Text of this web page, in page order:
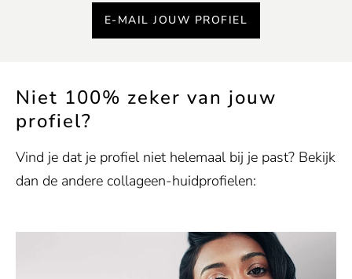
E-MAIL JOUW PROFIEL
Niet 100% zeker van jouw
profiel?
Vind je dat je profiel niet helemaal bij je past? Bekijk
dan de andere collageen-huidprofielen: